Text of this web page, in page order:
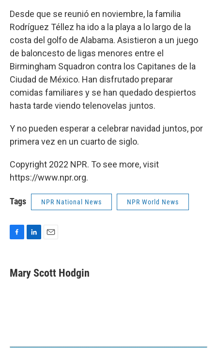
Desde que se reunió en noviembre, la familia
Rodríguez Téllez ha ido a la playa a lo largo de la
costa del golfo de Alabama. Asistieron a un juego
de baloncesto de ligas menores entre el
Birmingham Squadron contra los Capitanes de la
Ciudad de México. Han disfrutado preparar
comidas familiares y se han quedado despiertos
hasta tarde viendo telenovelas juntos.
Y no pueden esperar a celebrar navidad juntos, por
primera vez en un cuarto de siglo.
Copyright 2022 NPR. To see more, visit
https://www.npr.org.
Tags NPR National News NPR World News
e
b
k
e
i
l
Mary Scott Hodgin